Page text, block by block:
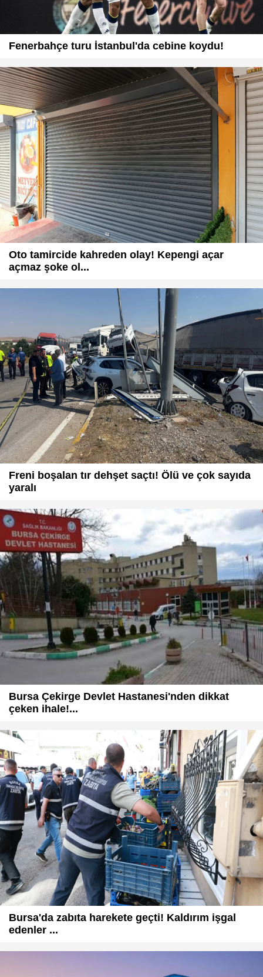
Fenerbahçe turu İstanbul'da cebine koydu!
Oto tamircide kahreden olay! Kepengi açar
açmaz şoke ol...
Freni boşalan tır dehşet saçtı! Ölü ve çok sayıda
yaralı
Bursa Çekirge Devlet Hastanesi'nden dikkat
çeken ihale!...
Bursa'da zabıta harekete geçti! Kaldırım işgal
edenler ...